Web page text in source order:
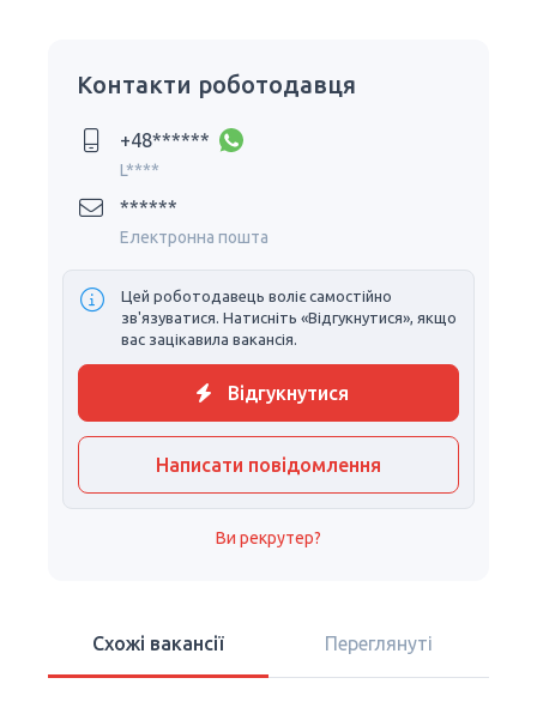
Контакти роботодавця
+48******
L****
******
Електронна пошта
Цей роботодавець воліє самостійно
зв'язуватися. Натисніть «Відгукнутися», якщо
вас зацікавила вакансія.
Відгукнутися
Написати повідомлення
Ви рекрутер?
Схожі вакансії Переглянуті